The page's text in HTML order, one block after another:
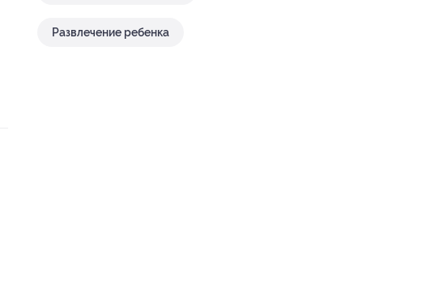
Развлечение ребенка